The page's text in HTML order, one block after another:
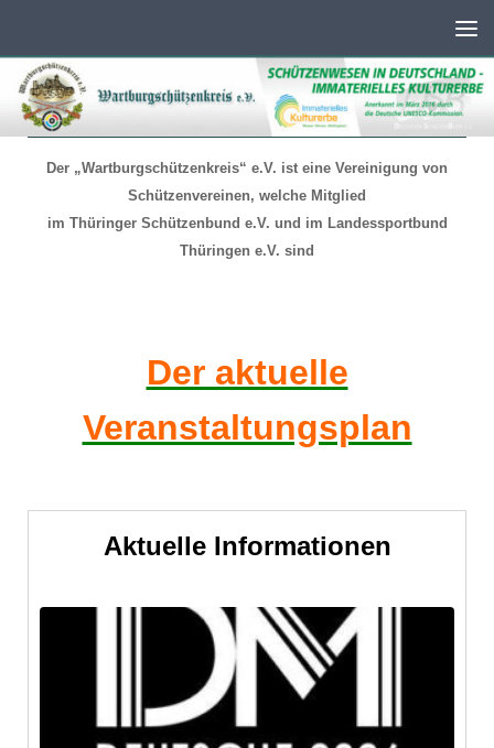
Der „Wartburgschützenkreis“ e.V. ist eine Vereinigung von
Schützenvereinen, welche Mitglied
im Thüringer Schützenbund e.V. und im Landessportbund
Thüringen e.V. sind
Der aktuelle
Veranstaltungsplan
Aktuelle Informationen